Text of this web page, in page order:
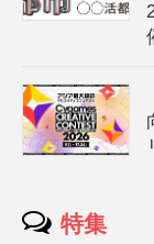
特集